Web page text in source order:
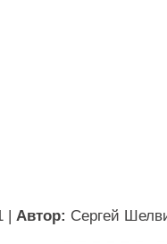
| Автор: Сергей